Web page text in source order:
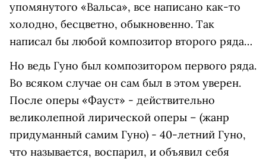
упомянутого «Вальса», все написано как-то
холодно, бесцветно, обыкновенно. Так
написал бы любой композитор второго ряда…
Но ведь Гуно был композитором первого ряда.
Во всяком случае он сам был в этом уверен.
После оперы «Фауст» - действительно
великолепной лирической оперы – (жанр
придуманный самим Гуно) - 40-летний Гуно,
что называется, воспарил, и объявил себя